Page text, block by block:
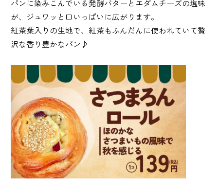
パンに染みこんでいる発酵バターとエダムチーズの塩味
が、ジュワッと口いっぱいに広がります。
紅茶葉入りの生地で、紅茶もふんだんに使われていて贅
沢な香り豊かなパン♪